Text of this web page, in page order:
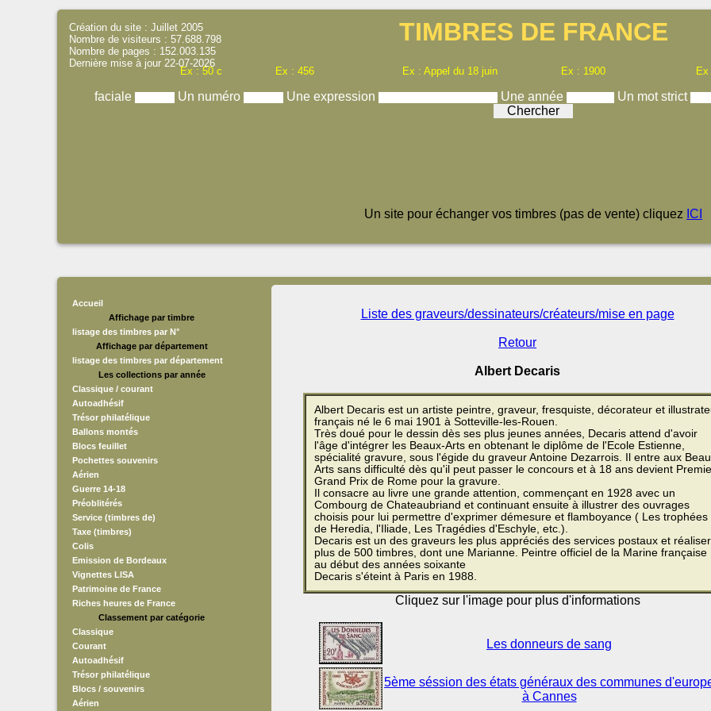
TIMBRES DE FRANCE
Ex : 50 c Ex : 456 Ex : Appel du 18 juin Ex : 1900
faciale Un numéro Une expression Une année Un mot strict
Création du site : Juillet 2005
Nombre de visiteurs : 57.688.798
Nombre de pages : 152.003.135
Dernière mise à jour 22-07-2026
Un site pour échanger vos timbres (pas de vente) cliquez ICI
Accueil
Affichage par timbre
listage des timbres par N°
Affichage par département
listage des timbres par département
Les collections par année
Classique / courant
Autoadhésif
Trésor philatélique
Ballons montés
Blocs feuillet
Pochettes souvenirs
Aérien
Guerre 14-18
Préoblitérés
Service (timbres de)
Taxe (timbres)
Colis
Emission de Bordeaux
Vignettes LISA
Patrimoine de France
Riches heures de France
Classement par catégorie
Classique
Courant
Autoadhésif
Trésor philatélique
Blocs / souvenirs
Aérien
Liste des graveurs/dessinateurs/créateurs/mise en page
Retour
Albert Decaris
Albert Decaris est un artiste peintre, graveur, fresquiste, décorateur et
français né le 6 mai 1901 à Sotteville-les-Rouen.
Très doué pour le dessin dès ses plus jeunes années, Decaris attend d'avoir
l'âge d'intégrer les Beaux-Arts en obtenant le diplôme de l'Ecole Estienne,
spécialité gravure, sous l'égide du graveur Antoine Dezarrois. Il entre aux
Arts sans difficulté dès qu'il peut passer le concours et à 18 ans devient
Grand Prix de Rome pour la gravure.
Il consacre au livre une grande attention, commençant en 1928 avec un
Combourg de Chateaubriand et continuant ensuite à illustrer des ouvrages
choisis pour lui permettre d'exprimer démesure et flamboyance ( Les trophées
de Heredia, l'Iliade, Les Tragédies d'Eschyle, etc.).
Decaris est un des graveurs les plus appréciés des services postaux et
plus de 500 timbres, dont une Marianne. Peintre officiel de la Marine française
au début des années soixante
Decaris s'éteint à Paris en 1988.
Cliquez sur l'image pour plus d'informations
Les donneurs de sang
5ème séssion des états généraux des communes
à Cannes